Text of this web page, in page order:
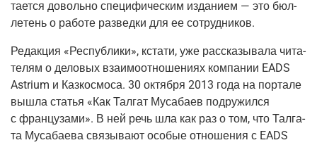
та­ет­ся доволь­но спе­ци­фи­че­ским изда­ни­ем — это бюл­
ле­тень о рабо­те раз­вед­ки для ее сотрудников.
Редак­ция «Рес­пуб­ли­ки», кста­ти, уже рас­ска­зы­ва­ла чита­
те­лям о дело­вых вза­и­мо­от­но­ше­ни­ях ком­па­нии EADS
Astrium и Каз­ко­с­мо­са. 30 октяб­ря 2013 года на пор­та­ле
вышла ста­тья «Как Тал­гат Муса­ба­ев подру­жил­ся
с фран­цу­за­ми». В ней речь шла как раз о том, что Тал­га­
та Муса­ба­е­ва свя­зы­ва­ют осо­бые отно­ше­ния с EADS